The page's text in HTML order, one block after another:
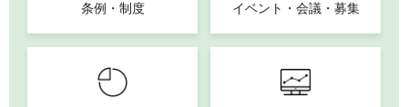
条例・制度 イベント・会議・募集